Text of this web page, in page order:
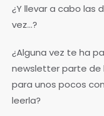
¿Y llevar a cabo las
vez…?
¿Alguna vez te ha
newsletter parte de
para unos pocos
leerla?